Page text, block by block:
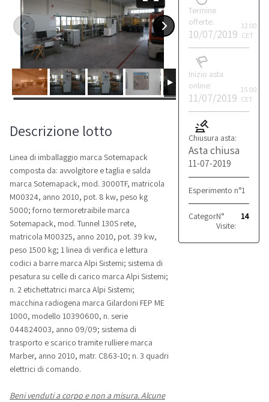
Termine
offerte:
10/07/2019
12:00
CET
Inizio asta
online:
11/07/2019
15:00
CET
Chiusura asta:
Asta chiusa
11-07-2019
Esperimento n°1
Categoria: Imballaggio
N°
Visite:
14
Descrizione lotto
Linea di imballaggio marca Sotemapack
composta da: avvolgitore e taglia e salda
marca Sotemapack, mod. 3000TF, matricola
M00324, anno 2010, pot. 8 kw, peso kg
5000; forno termoretraibile marca
Sotemapack, mod. Tunnel 130S rete,
matricola M00325, anno 2010, pot. 39 kw,
peso 1500 kg; 1 linea di verifica e lettura
codici a barre marca Alpi Sistemi; sistema di
pesatura su celle di carico marca Alpi Sistemi;
n. 2 etichettatrici marca Alpi Sistemi;
macchina radiogena marca Gilardoni FEP ME
1000, modello 10390600, n. serie
044824003, anno 09/09; sistema di
trasporto e scarico tramite rulliere marca
Marber, anno 2010, matr. C863-10; n. 3 quadri
elettrici di comando.
Beni venduti a corpo e non a misura. Alcune